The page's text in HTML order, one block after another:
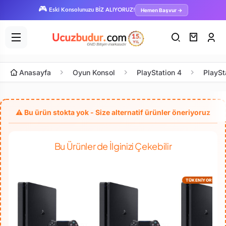
🎮 Eski Konsolunuzu BİZ ALIYORUZ! Hemen Başvur →
Anasayfa Oyun Konsol PlayStation 4
Bu Ürünler de İlginizi Çekebilir
TÜKENİYOR!